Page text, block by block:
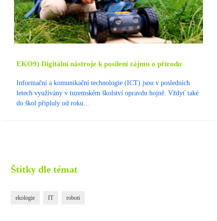
EKO9) Digitální nástroje k posílení zájmu o přírodu
Informační a komunikační technologie (ICT) jsou v posledních
letech využívány v tuzemském školství opravdu hojně. Vždyť také
do škol připluly od roku...
Štítky dle témat
ekologie IT roboti